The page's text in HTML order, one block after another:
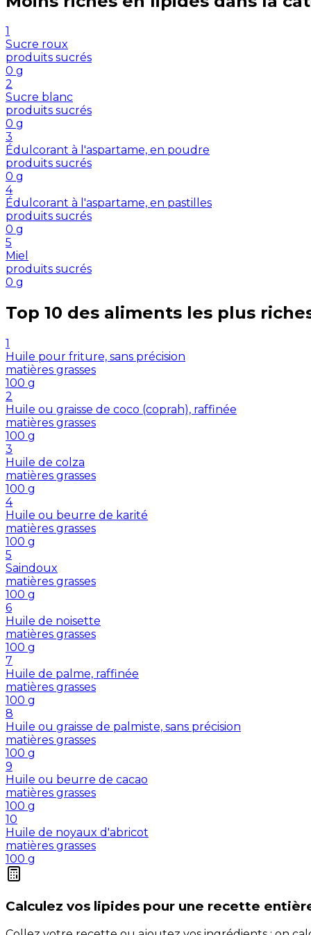
1
Sucre roux
produits sucrés
0 g
2
Sucre blanc
produits sucrés
0 g
3
Édulcorant à l'aspartame, en poudre
produits sucrés
0 g
4
Édulcorant à l'aspartame, en pastilles
produits sucrés
0 g
5
Miel
produits sucrés
0 g
Top 10 des aliments les plus
1
Huile pour friture, sans précision
matières grasses
100 g
2
Huile ou graisse de coco (coprah), raffinée
matières grasses
100 g
3
Huile de colza
matières grasses
100 g
4
Huile ou beurre de karité
matières grasses
100 g
5
Saindoux
matières grasses
100 g
6
Huile de noisette
matières grasses
100 g
7
Huile de palme, raffinée
matières grasses
100 g
8
Huile ou graisse de palmiste, sans précision
matières grasses
100 g
9
Huile ou beurre de cacao
matières grasses
100 g
10
Huile de noyaux d'abricot
matières grasses
100 g
Calculez vos lipides pour une recette